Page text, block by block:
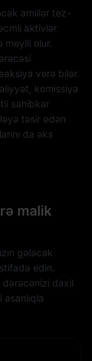
amillər tez-
aktivlər
meylli olur.
verə bilər.
komissiya
sahibkar
təsir edən
da əks
malik
gələcək
edin.
dərəcənizi daxil